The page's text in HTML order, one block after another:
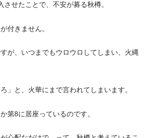
させたことで、不安が募る秋樽。
付きません。
が、いつまでもウロウロしてしまい、火縄
」と、火華にまで言われてしまいます。
第8に居座っているのです。